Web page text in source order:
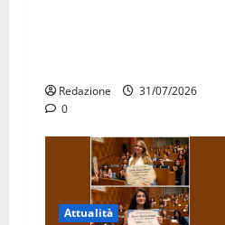
Redazione
31/07/2026
0
Attualità